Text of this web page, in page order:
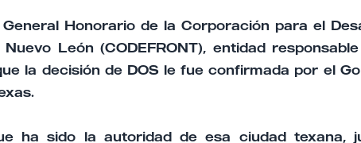
Honorario de la Corporación para el
León (CODEFRONT), entidad
la decisión de DOS le fue confirmada por el
ha sido la autoridad de esa ciudad texana,